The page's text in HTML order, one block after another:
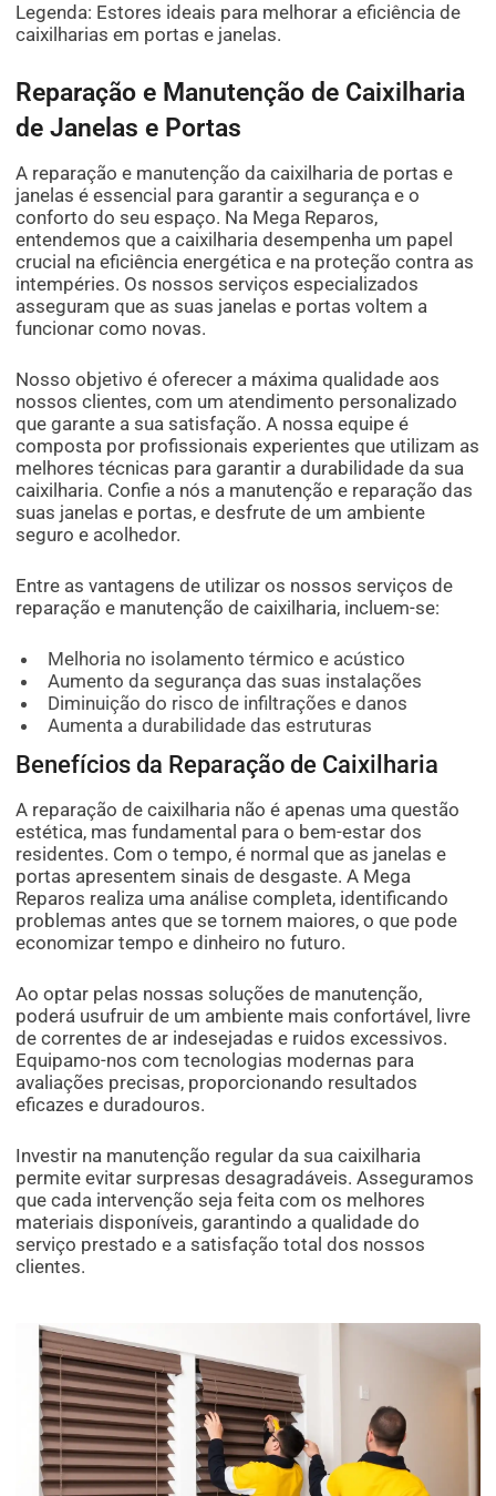
Legenda: Estores ideais para melhorar a eficiência de
caixilharias em portas e janelas.
Reparação e Manutenção de Caixilharia
de Janelas e Portas
A reparação e manutenção da caixilharia de portas e
janelas é essencial para garantir a segurança e o
conforto do seu espaço. Na Mega Reparos,
entendemos que a caixilharia desempenha um papel
crucial na eficiência energética e na proteção contra as
intempéries. Os nossos serviços especializados
asseguram que as suas janelas e portas voltem a
funcionar como novas.
Nosso objetivo é oferecer a máxima qualidade aos
nossos clientes, com um atendimento personalizado
que garante a sua satisfação. A nossa equipe é
composta por profissionais experientes que utilizam as
melhores técnicas para garantir a durabilidade da sua
caixilharia. Confie a nós a manutenção e reparação das
suas janelas e portas, e desfrute de um ambiente
seguro e acolhedor.
Entre as vantagens de utilizar os nossos serviços de
reparação e manutenção de caixilharia, incluem-se:
Melhoria no isolamento térmico e acústico
Aumento da segurança das suas instalações
Diminuição do risco de infiltrações e danos
Aumenta a durabilidade das estruturas
Benefícios da Reparação de Caixilharia
A reparação de caixilharia não é apenas uma questão
estética, mas fundamental para o bem-estar dos
residentes. Com o tempo, é normal que as janelas e
portas apresentem sinais de desgaste. A Mega
Reparos realiza uma análise completa, identificando
problemas antes que se tornem maiores, o que pode
economizar tempo e dinheiro no futuro.
Ao optar pelas nossas soluções de manutenção,
poderá usufruir de um ambiente mais confortável, livre
de correntes de ar indesejadas e ruidos excessivos.
Equipamo-nos com tecnologias modernas para
avaliações precisas, proporcionando resultados
eficazes e duradouros.
Investir na manutenção regular da sua caixilharia
permite evitar surpresas desagradáveis. Asseguramos
que cada intervenção seja feita com os melhores
materiais disponíveis, garantindo a qualidade do
serviço prestado e a satisfação total dos nossos
clientes.